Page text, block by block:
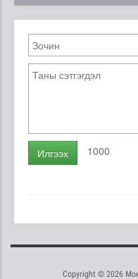
Илгээх 1000
Copyright © 2026